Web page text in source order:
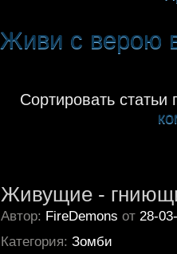
Живи с верою
Сортировать статьи
Живущие -
Автор: FireDemons от 28-
Категория: Зомби